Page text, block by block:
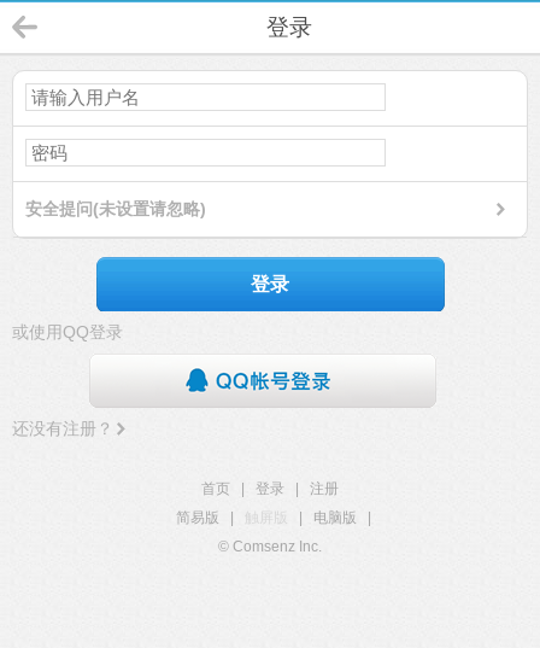
登录
安全提问(未设置请忽略)
登录
或使用QQ登录
还没有注册？
首页 登录
注册
简易版
触屏版 电脑版
© Comsenz Inc.